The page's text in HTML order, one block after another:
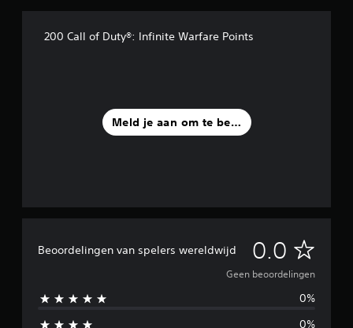
200 Call of Duty®: Infinite Warfare Points
Meld je aan om te beoordelen
Beoordelingen van spelers wereldwijd 0.0 G
e
e
Geen beoordelingen
0%
0%